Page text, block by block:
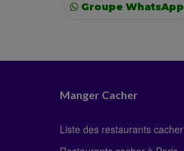
Groupe WhatsApp
Manger Cacher
Liste des restaurants cacher